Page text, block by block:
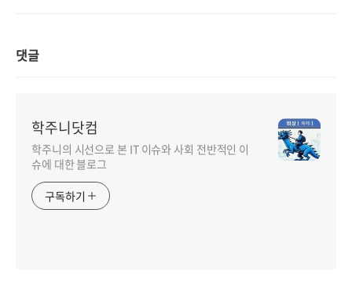
댓글
학주니닷컴
학주니의 시선으로 본 IT 이슈와 사회 전반적인 이
슈에 대한 블로그
구독하기